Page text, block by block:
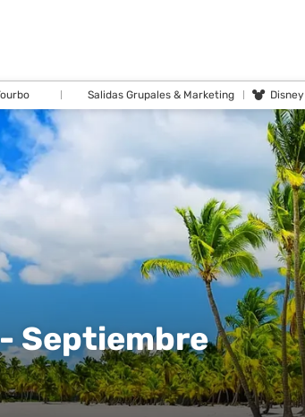
Salidas Grupales & Marketing Disney
Septiembre